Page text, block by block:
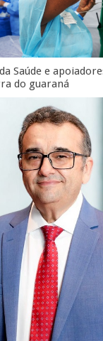
Saúde e
do guaraná